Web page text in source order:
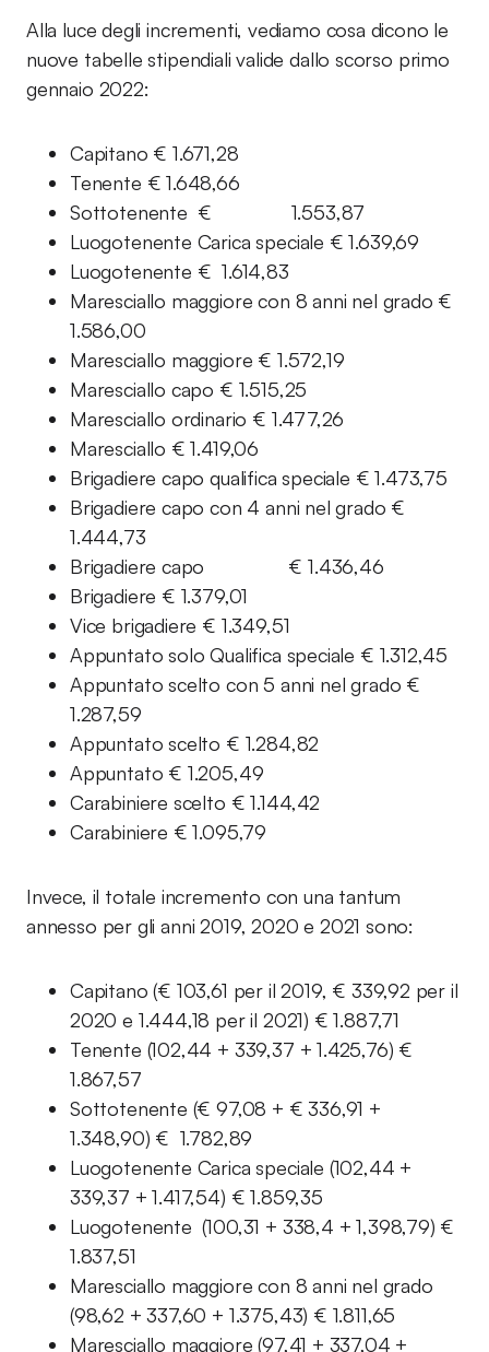
Alla luce degli incrementi, vediamo cosa dicono le
nuove tabelle stipendiali valide dallo scorso primo
gennaio 2022:
Capitano € 1.671,28
Tenente € 1.648,66
Sottotenente € 1.553,87
Luogotenente Carica speciale € 1.639,69
Luogotenente € 1.614,83
Maresciallo maggiore con 8 anni nel grado €
1.586,00
Maresciallo maggiore € 1.572,19
Maresciallo capo € 1.515,25
Maresciallo ordinario € 1.477,26
Maresciallo € 1.419,06
Brigadiere capo qualifica speciale € 1.473,75
Brigadiere capo con 4 anni nel grado €
1.444,73
Brigadiere capo € 1.436,46
Brigadiere € 1.379,01
Vice brigadiere € 1.349,51
Appuntato solo Qualifica speciale € 1.312,45
Appuntato scelto con 5 anni nel grado €
1.287,59
Appuntato scelto € 1.284,82
Appuntato € 1.205,49
Carabiniere scelto € 1.144,42
Carabiniere € 1.095,79
Invece, il totale incremento con una tantum
annesso per gli anni 2019, 2020 e 2021 sono:
Capitano (€ 103,61 per il 2019, € 339,92 per il
2020 e 1.444,18 per il 2021) € 1.887,71
Tenente (102,44 + 339,37 + 1.425,76) €
1.867,57
Sottotenente (€ 97,08 + € 336,91 +
1.348,90) € 1.782,89
Luogotenente Carica speciale (102,44 +
339,37 + 1.417,54) € 1.859,35
Luogotenente (100,31 + 338,4 + 1,398,79) €
1.837,51
Maresciallo maggiore con 8 anni nel grado
(98,62 + 337,60 + 1.375,43) € 1.811,65
Maresciallo maggiore (97,41 + 337,04 +